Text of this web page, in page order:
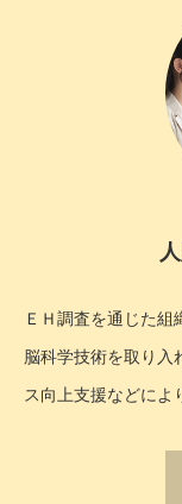
ＥＨ調査を通じた
脳科学技術を取り入
ス向上支援などによ